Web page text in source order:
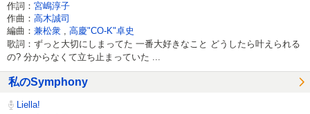
作詞： 宮嶋淳子
作曲： 高木誠司
編曲： 兼松衆 高慶"CO-K"卓史
歌詞：ずっと大切にしまってた 一番大好きなこと どうしたら叶えられる
の? 分からなくて立ち止まっていた ...
私のSymphony
Liella!